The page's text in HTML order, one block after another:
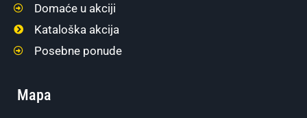
Domaće u akciji
Kataloška akcija
Posebne ponude
Mapa